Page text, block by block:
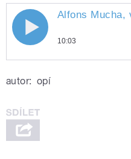
Alfons Mucha,
secese
Alfons Mucha,
10:03
autor: opí